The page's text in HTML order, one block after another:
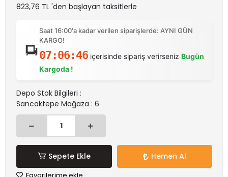
823,76 TL 'den başlayan taksitlerle
Saat 16:00'a kadar verilen siparişlerde: AYNI GÜN
KARGO!
07:06:46içerisinde sipariş verirseniz Bugün
Kargoda !
Depo Stok Bilgileri :
Sancaktepe Mağaza : 6
Sepete Ekle Hemen Al